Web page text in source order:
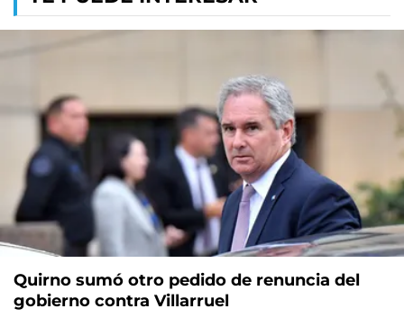
Quirno sumó otro pedido de renuncia del
gobierno contra Villarruel